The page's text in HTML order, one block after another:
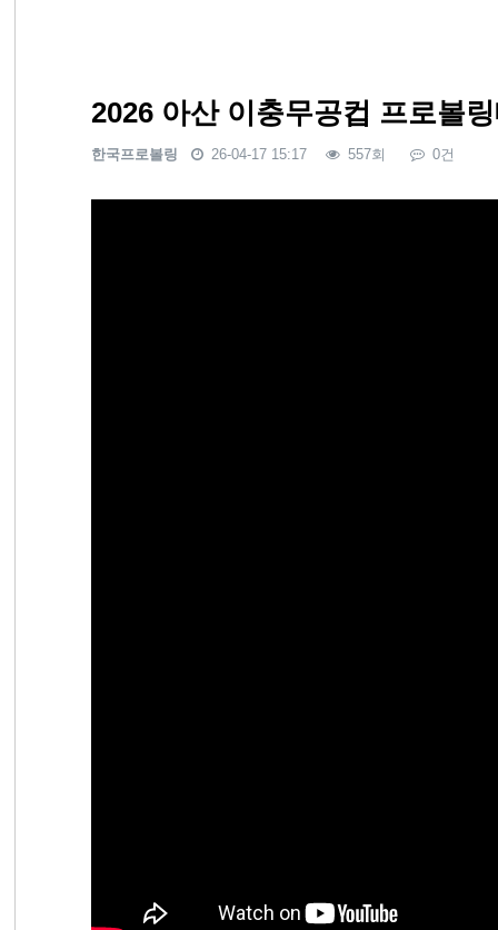
2026 아산 이충무공컵 프로볼
한국프로볼링 26-04-17 15:17 557회 0건